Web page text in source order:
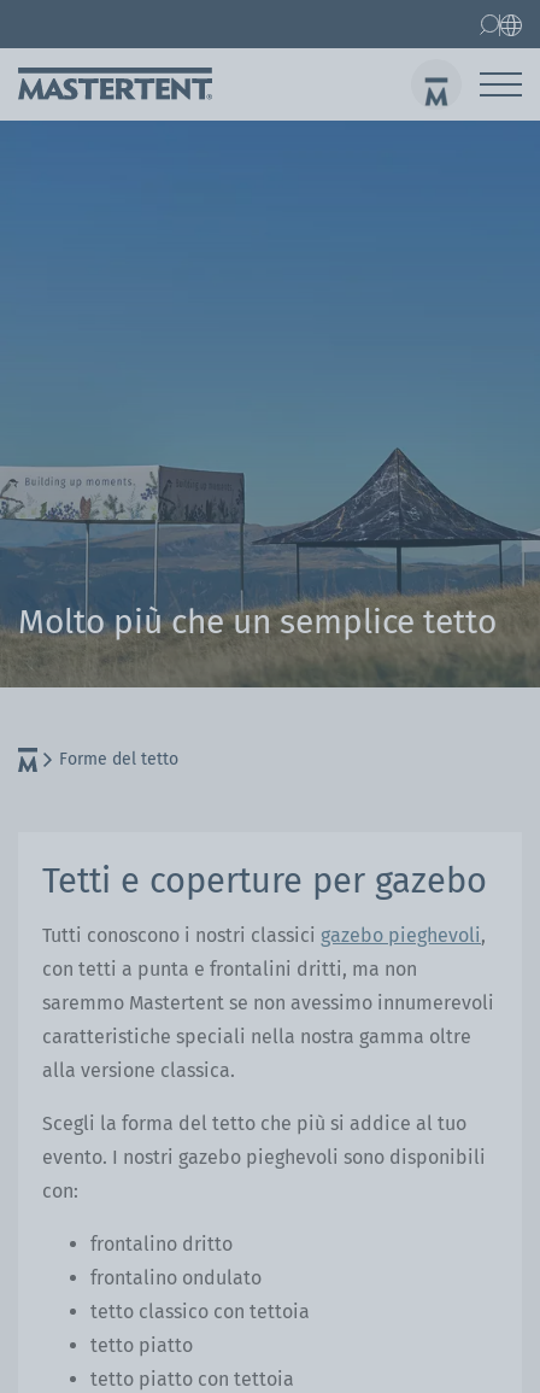
Molto più che un semplice tetto
Forme del tetto
Tetti e coperture per gazebo
Tutti conoscono i nostri classici gazebo pieghevoli,
con tetti a punta e frontalini dritti, ma non
saremmo Mastertent se non avessimo innumerevoli
caratteristiche speciali nella nostra gamma oltre
alla versione classica.
Scegli la forma del tetto che più si addice al tuo
evento. I nostri gazebo pieghevoli sono disponibili
con:
frontalino dritto
frontalino ondulato
tetto classico con tettoia
tetto piatto
tetto piatto con tettoia
Contatti FAQ
Gazebo pieghevoli